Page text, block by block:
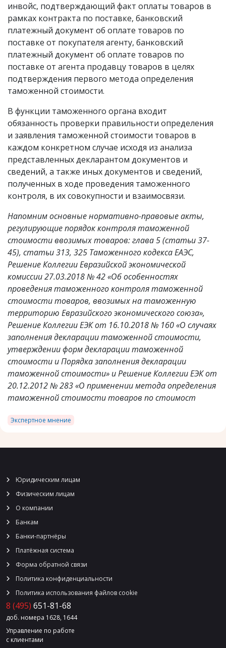
инвойс, подтверждающий факт оплаты товаров в
рамках контракта по поставке, банковский
платежный документ об оплате товаров по
поставке от покупателя агенту, банковский
платежный документ об оплате товаров по
поставке от агента продавцу товаров в целях
подтверждения первого метода определения
таможенной стоимости.
В функции таможенного органа входит
обязанность проверки правильности определения
и заявления таможенной стоимости товаров в
каждом конкретном случае исходя из анализа
представленных декларантом документов и
сведений, а также иных документов и сведений,
полученных в ходе проведения таможенного
контроля, в их совокупности и взаимосвязи.
Напомним основные нормативно-правовые акты,
регулирующие порядок контроля таможенной
стоимости ввозимых товаров: глава 5 (статьи 37-
45), статьи 313, 325 Таможенного кодекса ЕАЭС,
Решение Коллегии Евразийской экономической
комиссии 27.03.2018 № 42 «Об особенностях
проведения таможенного контроля таможенной
стоимости товаров, ввозимых на таможенную
территорию Евразийского экономического союза»,
Решение Коллегии ЕЭК от 16.10.2018 № 160 «О случаях
заполнения декларации таможенной стоимости,
утверждении форм декларации таможенной
стоимости и Порядка заполнения декларации
таможенной стоимости» и Решение Коллегии ЕЭК от
20.12.2012 № 283 «О применении метода определения
таможенной стоимости товаров по стоимост
Экспертное мнение
Юридическим лицам
Физическим лицам
О компании
Банкам
Банки-партнёры
Платёжная система
Форма обратной связи
Политика конфиденциальности
Политика использования файлов cookie
8 (495) 651-81-68
доб. номера 1628, 1644
Управление по работе
с клиентами